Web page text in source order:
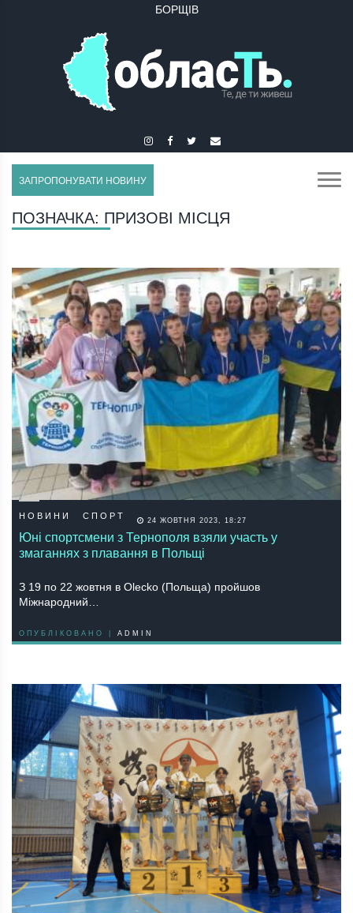
БУЧАЧ
ЗАПРОПОНУВАТИ НОВИНУ
ПОЗНАЧКА: ПРИЗОВІ МІСЦЯ
НОВИНИ СПОРТ 24 ЖОВТНЯ 2023, 18:27
Юні спортсмени з Тернополя взяли участь у
змаганнях з плавання в Польщі
З 19 по 22 жовтня в Olecko (Польща) пройшов
Міжнародний…
ОПУБЛІКОВАНО | ADMIN